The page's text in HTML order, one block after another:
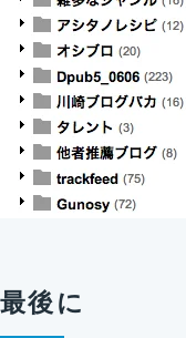
最後に